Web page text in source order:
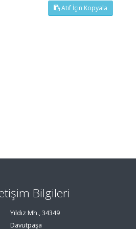
Atıf İçin Kopyala
Bilgileri
Yıldız Mh., 34349
Davutpaşa